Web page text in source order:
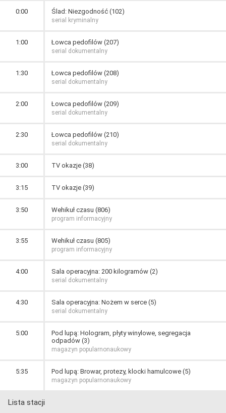
0:00 Ślad: Niezgodność (102)
serial kryminalny
1:00 Łowca pedofilów (207)
serial dokumentalny
1:30 Łowca pedofilów (208)
serial dokumentalny
2:00 Łowca pedofilów (209)
serial dokumentalny
2:30 Łowca pedofilów (210)
serial dokumentalny
3:00 TV okazje (38)
3:15 TV okazje (39)
3:50 Wehikuł czasu (806)
program informacyjny
3:55 Wehikuł czasu (805)
program informacyjny
4:00 Sala operacyjna: 200 kilogramów (2)
serial dokumentalny
4:30 Sala operacyjna: Nożem w serce (5)
serial dokumentalny
5:00
Pod lupą: Hologram, płyty winylowe, segregacja
odpadów (3)
magazyn popularnonaukowy
5:35 Pod lupą: Browar, protezy, klocki hamulcowe (5)
magazyn popularnonaukowy
Lista stacji